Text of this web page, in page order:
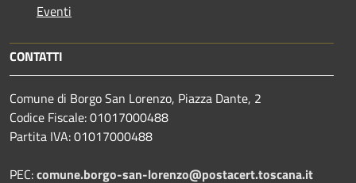
Eventi
CONTATTI
Comune di Borgo San Lorenzo, Piazza Dante, 2
Codice Fiscale: 01017000488
Partita IVA: 01017000488
PEC:comune.borgo-san-lorenzo@postacert.toscana.it